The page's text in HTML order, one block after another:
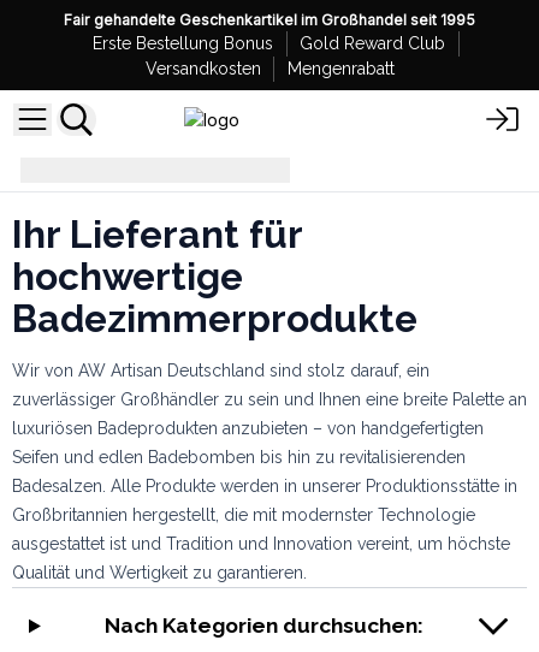
Fair gehandelte Geschenkartikel im Großhandel seit 1995
Erste Bestellung Bonus
Gold Reward Club
Versandkosten
Mengenrabatt
Ihr Lieferant für
hochwertige
Badezimmerprodukte
Wir von AW Artisan Deutschland sind stolz darauf, ein
zuverlässiger Großhändler zu sein und Ihnen eine breite Palette an
luxuriösen Badeprodukten anzubieten – von handgefertigten
Seifen und edlen Badebomben bis hin zu revitalisierenden
Badesalzen. Alle Produkte werden in unserer Produktionsstätte in
Großbritannien hergestellt, die mit modernster Technologie
ausgestattet ist und Tradition und Innovation vereint, um höchste
Qualität und Wertigkeit zu garantieren.
Nach Kategorien durchsuchen: